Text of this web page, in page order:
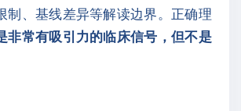
制、基线差异等解读边界。正确理
非常有吸引力的临床信号，但不是